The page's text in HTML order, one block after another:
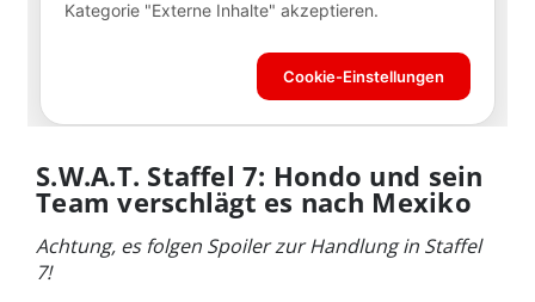
S.W.A.T. Staffel 7: Hondo und sein
Team verschlägt es nach Mexiko
Achtung, es folgen Spoiler zur Handlung in Staffel
7!